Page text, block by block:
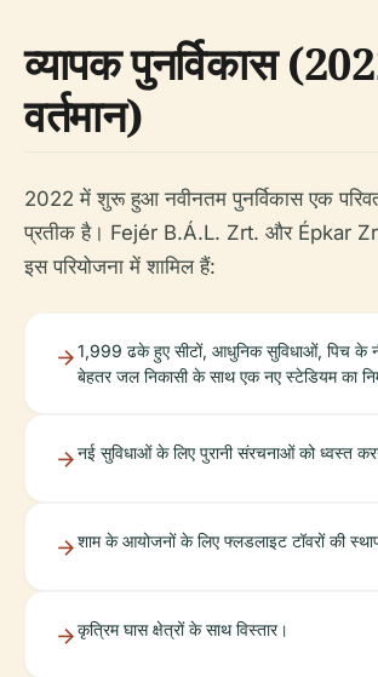
व्यापक पुनर्विकास
वर्तमान)
2022 में शुरू हुआ नवीनतम पुनर्विकास एक
प्रतीक है। Fejér B.Á.L. Zrt. और Épkar
इस परियोजना में शामिल हैं:
1,999 ढके हुए सीटों, आधुनिक सुविधाओं, पिच के
बेहतर जल निकासी के साथ एक नए स्टेडियम का
नई सुविधाओं के लिए पुरानी संरचनाओं को ध्वस्त
शाम के आयोजनों के लिए फ्लडलाइट टॉवरों की
कृत्रिम घास क्षेत्रों के साथ विस्तार।